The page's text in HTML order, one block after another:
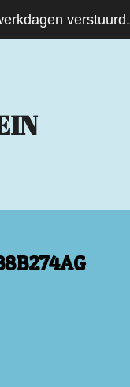
verstuurd.